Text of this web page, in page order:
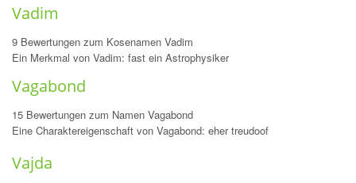
Vadim
9 Bewertungen zum Kosenamen Vadim
Ein Merkmal von Vadim: fast ein Astrophysiker
Vagabond
15 Bewertungen zum Namen Vagabond
Eine Charaktereigenschaft von Vagabond: eher treudoof
Vajda